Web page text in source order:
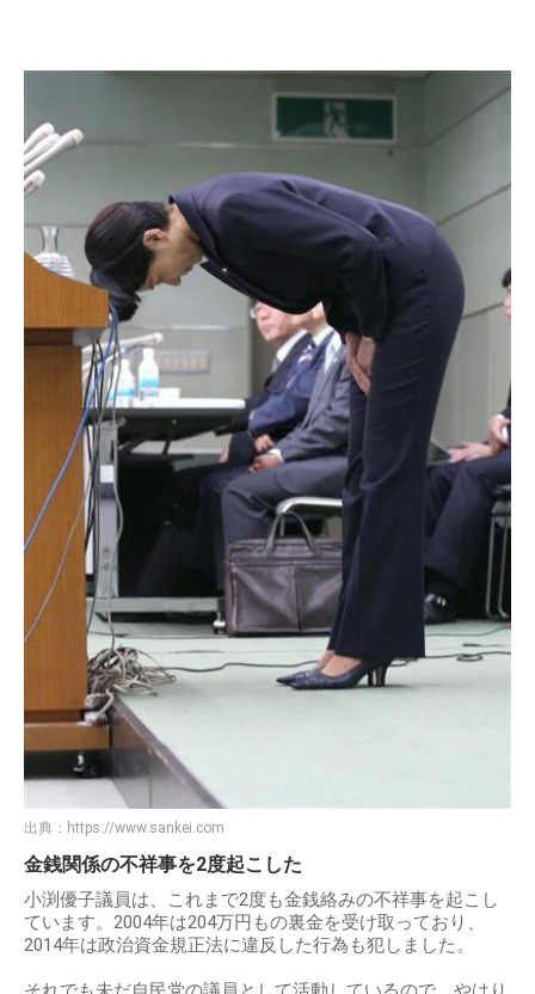
出典： https://www.sankei.com
金銭関係の不祥事を2度起こした
小渕優子議員は、これまで2度も金銭絡みの不祥事を起こし
ています。2004年は204万円もの裏金を受け取っており、
2014年は政治資金規正法に違反した行為も犯しました。